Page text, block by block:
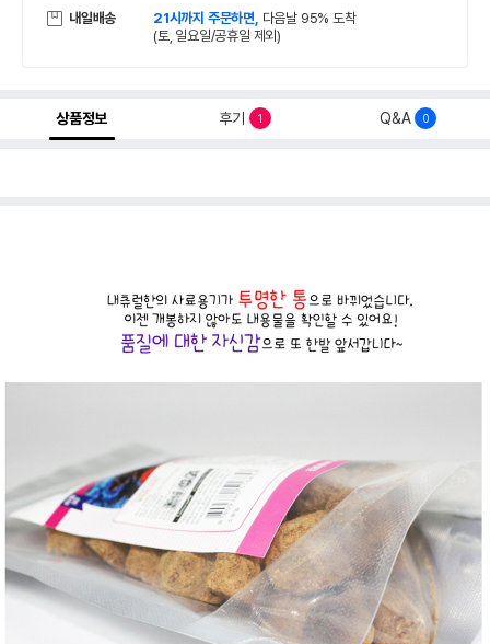
내일배송 21시까지 주문하면, 다음날 95% 도착
(토, 일요일/공휴일 제외)
상품정보 후기 1 Q&A 0